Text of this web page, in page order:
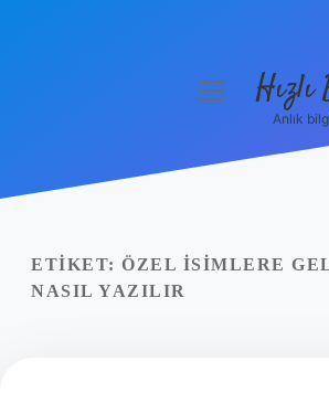
Yasal Uyarı
menüyü
Anlık
ETIKET: ÖZEL ISIMLERE
NASIL YAZILIR